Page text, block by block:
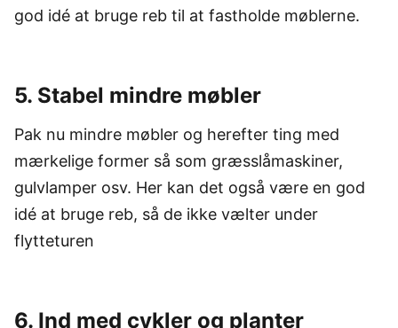
god idé at bruge reb til at fastholde møblerne.
5. Stabel mindre møbler
Pak nu mindre møbler og herefter ting med
mærkelige former så som græsslåmaskiner,
gulvlamper osv. Her kan det også være en god
idé at bruge reb, så de ikke vælter under
flytteturen
6. Ind med cykler og planter